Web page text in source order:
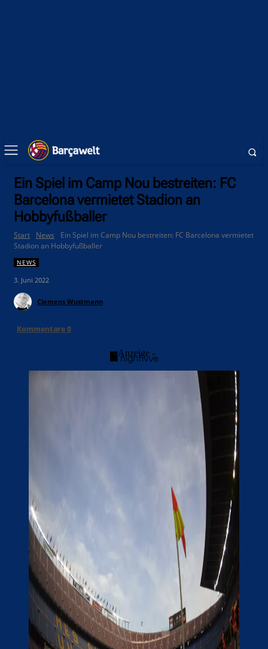
Ein Spiel im Camp Nou bestreiten: FC
Barcelona vermietet Stadion an
Hobbyfußballer
Start News
Ein Spiel im Camp Nou bestreiten: FC Barcelona vermietet
Stadion an Hobbyfußballer
NEWS
3. Juni 2022
Clemens Wustmann
Kommentare0
- Anzeige -